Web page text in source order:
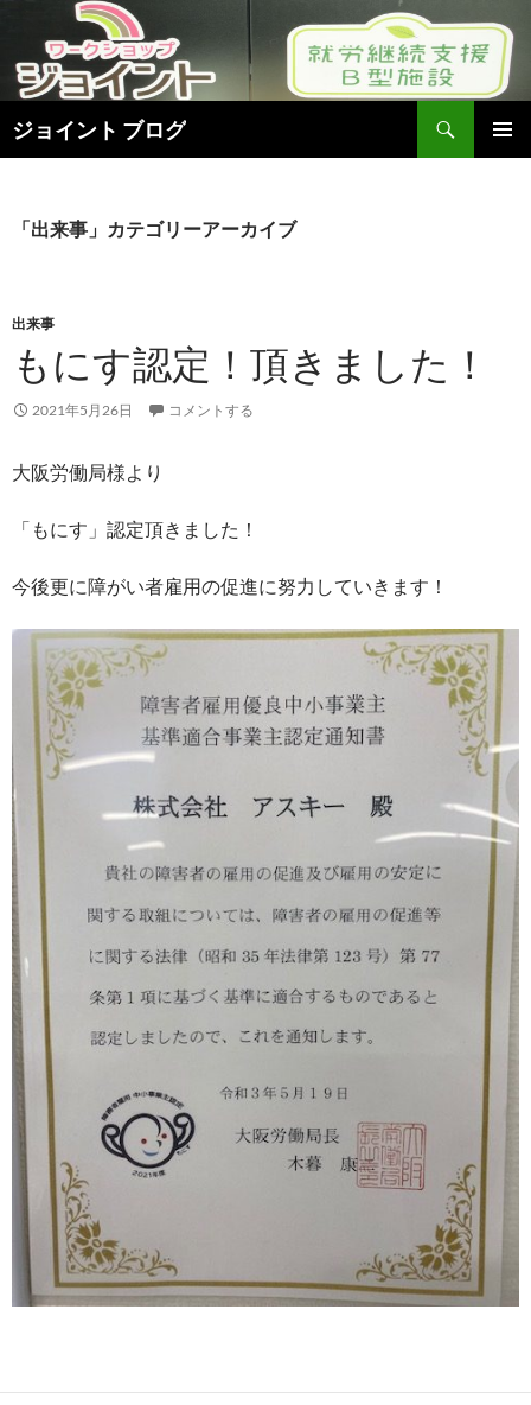
ジョイント ブログ
索
ン
キ
ッ
プ
「出来事」カテゴリーアーカイブ
出来事
もにす認定！頂きました！
2021年5月26日 コメントする
大阪労働局様より
「もにす」認定頂きました！
今後更に障がい者雇用の促進に努力していきます！